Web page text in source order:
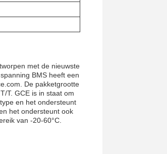
met de nieuwste
BMS heeft een
De pakketgrootte
T. GCE is in staat om
en het ondersteunt
het ondersteunt ook
van -20-60°C.